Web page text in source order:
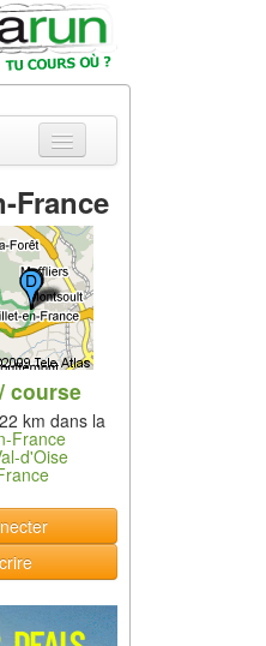
&
France
course
km dans la
France
d'Oise